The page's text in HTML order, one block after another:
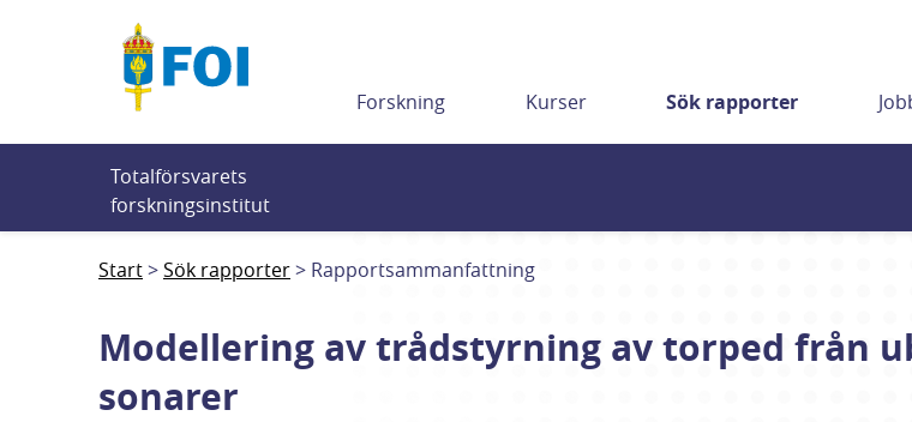
Forskning Kurser Sök rapporter
Totalförsvarets
forskningsinstitut
Start Sök rapporter Rapportsammanfattning
Modellering av trådstyrning av torped från
sonarer